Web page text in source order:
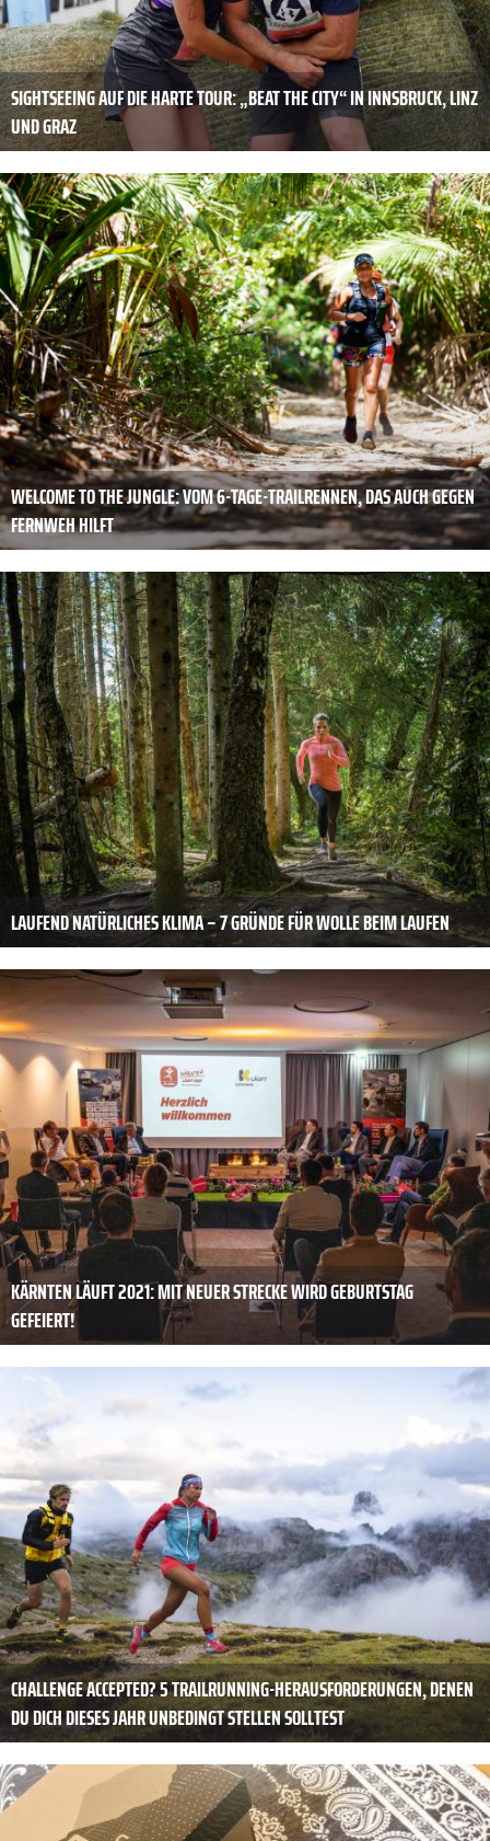
SIGHTSEEING AUF DIE HARTE TOUR: „BEAT THE CITY“ IN INNSBRUCK, LINZ
UND GRAZ
WELCOME TO THE JUNGLE: VOM 6-TAGE-TRAILRENNEN, DAS AUCH GEGEN
FERNWEH HILFT
LAUFEND NATÜRLICHES KLIMA – 7 GRÜNDE FÜR WOLLE BEIM LAUFEN
KÄRNTEN LÄUFT 2021: MIT NEUER STRECKE WIRD GEBURTSTAG
GEFEIERT!
CHALLENGE ACCEPTED? 5 TRAILRUNNING-HERAUSFORDERUNGEN, DENEN
DU DICH DIESES JAHR UNBEDINGT STELLEN SOLLTEST